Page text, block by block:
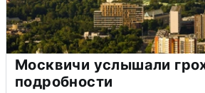
Москвичи услышали
подробности